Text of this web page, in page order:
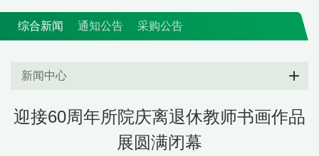
综合新闻 通知公告 采购公告
新闻中心
迎接60周年所院庆离退休教师书画作品
展圆满闭幕